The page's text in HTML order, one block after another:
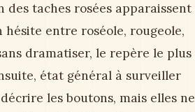
des taches rosées apparaissent
entre roséole, rougeole,
dramatiser, le repère le plus
état général à surveiller
les boutons, mais elles ne